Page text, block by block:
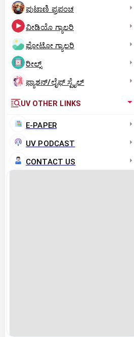
ಪುಟಾಣಿ ಪ್ರಪಂಚ
ವೀಡಿಯೊ ಗ್ಯಾಲರಿ
ಫೋಟೋ ಗ್ಯಾಲರಿ
ರೀಲ್ಸ್
ಫ್ಯಾಶನ್/ಲೈಫ್‌ ಸ್ಟೈಲ್
UV OTHER LINKS
E-PAPER
UV PODCAST
CONTACT US